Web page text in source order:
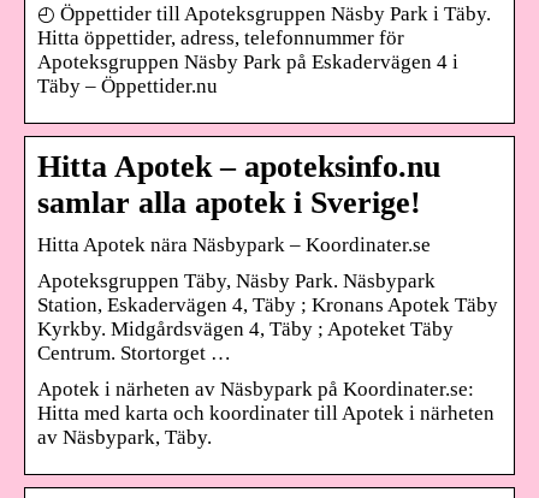
◴ Öppettider till Apoteksgruppen Näsby Park i Täby.
Hitta öppettider, adress, telefonnummer för
Apoteksgruppen Näsby Park på Eskadervägen 4 i
Täby – Öppettider.nu
Hitta Apotek – apoteksinfo.nu
samlar alla apotek i Sverige!
Hitta Apotek nära Näsbypark – Koordinater.se
Apoteksgruppen Täby, Näsby Park. Näsbypark
Station, Eskadervägen 4, Täby ; Kronans Apotek Täby
Kyrkby. Midgårdsvägen 4, Täby ; Apoteket Täby
Centrum. Stortorget …
Apotek i närheten av Näsbypark på Koordinater.se:
Hitta med karta och koordinater till Apotek i närheten
av Näsbypark, Täby.